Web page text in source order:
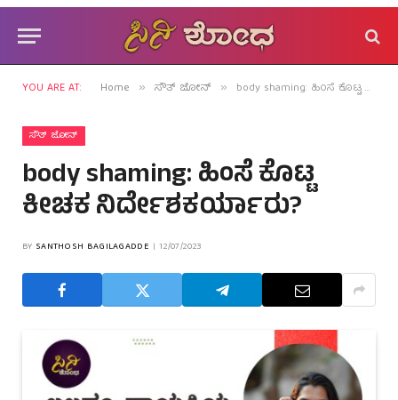
YOU ARE AT: Home » ಸೌತ್ ಜೋನ್ » body shaming: ಹಿಂಸೆ ಕೊಟ್ಟ ಕೀಚಕ ನಿರ್ದೇಶಕರ್ಯಾರು?
ಸೌತ್ ಜೋನ್
body shaming: ಹಿಂಸೆ ಕೊಟ್ಟ
ಕೀಚಕ ನಿರ್ದೇಶಕರ್ಯಾರು?
BY SANTHOSH BAGILAGADDE 12/07/2023